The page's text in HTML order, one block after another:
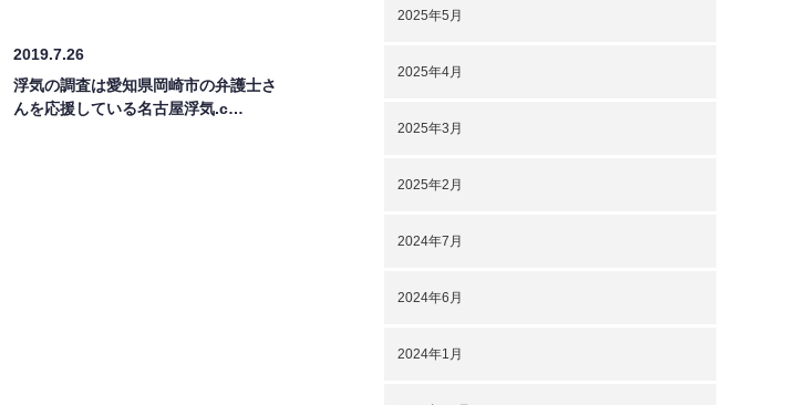
2019.7.26
浮気の調査は愛知県岡崎市の弁護士さ
んを応援している名古屋浮気.c…
2025年5月
2025年4月
2025年3月
2025年2月
2024年7月
2024年6月
2024年1月